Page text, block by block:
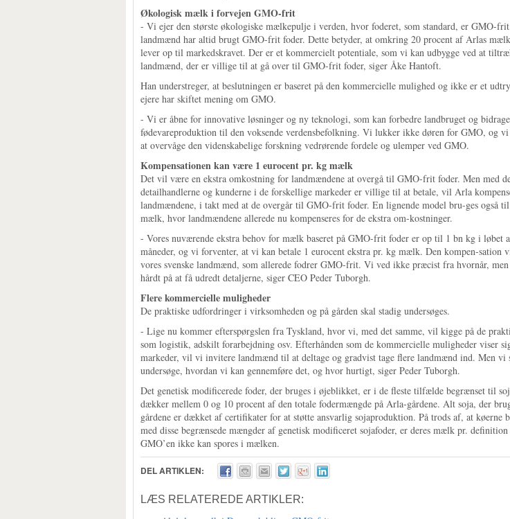
Økologisk mælk i forvejen GMO-frit
- Vi ejer den største økologiske mælkepulje i verden, hvor foderet, som standard, er GMO-
landmænd har altid brugt GMO-frit foder. Dette betyder, at omkring 20 procent af Arlas
lever op til markedskravet. Der er et kommercielt potentiale, som vi kan udbygge ved at
landmænd, der er villige til at gå over til GMO-frit foder, siger Åke Hantoft.
Han understreger, at beslutningen er baseret på den kommercielle mulighed og ikke er et
ejere har skiftet mening om GMO.
- Vi er åbne for innovative løsninger og ny teknologi, som kan forbedre landbruget og
fødevareproduktion til den voksende verdensbefolkning. Vi lukker ikke døren for GMO, og
at overvåge den videnskabelige forskning vedrørende fordele og ulemper ved GMO.
Kompensationen kan være 1 eurocent pr. kg mælk
Det vil være en ekstra omkostning for landmændene at overgå til GMO-frit foder. Men med
detailhandlerne og kunderne i de forskellige markeder er villige til at betale, vil Arla
landmændene, i takt med at de overgår til GMO-frit foder. En lignende model bru-ges også
mælk, hvor landmændene allerede nu kompenseres for de ekstra om-kostninger.
- Vores nuværende ekstra behov for mælk baseret på GMO-frit foder er op til 1 bn kg i løbet
måneder, og vi forventer, at vi kan betale 1 eurocent ekstra pr. kg mælk. Den kompen-sation
vores svenske landmænd, som allerede fodrer GMO-frit. Vi ved ikke præcist fra hvornår,
hårdt på at få udredt detaljerne, siger CEO Peder Tuborgh.
Flere kommercielle muligheder
De praktiske udfordringer i virksomheden og på gården skal stadig undersøges.
- Lige nu kommer efterspørgslen fra Tyskland, hvor vi, med det samme, vil kigge på de
som logistik, adskilt forarbejdning osv. Efterhånden som de kommercielle muligheder viser
markeder, vil vi invitere landmænd til at deltage og gradvist tage flere landmænd ind. Men vi
undersøge, hvordan vi kan gennemføre det, og hvor hurtigt, siger Peder Tuborgh.
Det genetisk modificerede foder, der bruges i øjeblikket, er i de fleste tilfælde begrænset til
dækker mellem 0 og 10 procent af den totale fodermængde på Arla-gårdene. Alt soja, der
gårdene er dækket af certifikater for at støtte ansvarlig sojaproduktion. På trods af, at køerne
med disse begrænsede mængder af genetisk modificeret sojafoder, er deres mælk pr.
GMO’en ikke kan spores i mælken.
DEL ARTIKLEN:
LÆS RELATEREDE ARTIKLER: